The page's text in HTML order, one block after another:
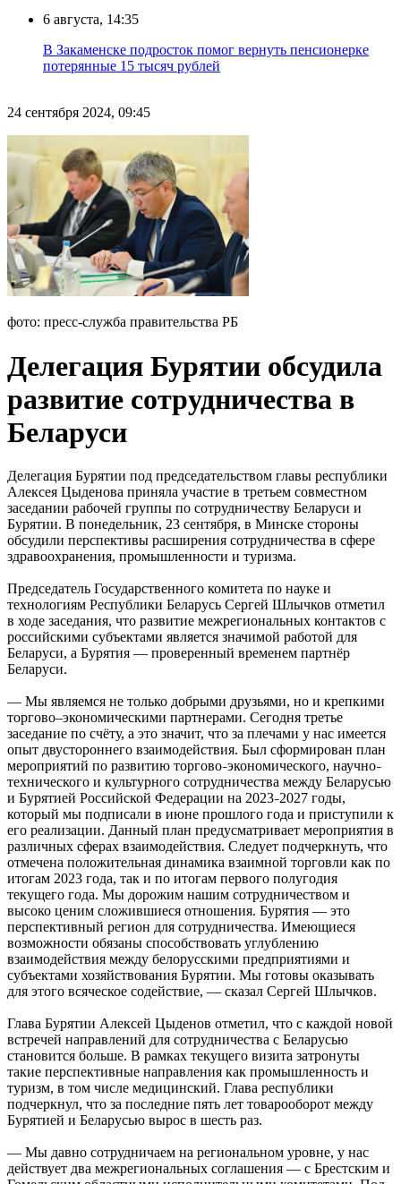
6 августа, 14:35
В Закаменске подросток помог вернуть пенсионерке
потерянные 15 тысяч рублей
24 сентября 2024, 09:45
фото: пресс-служба правительства РБ
Делегация Бурятии обсудила
развитие сотрудничества в
Беларуси
Делегация Бурятии под председательством главы республики
Алексея Цыденова приняла участие в третьем совместном
заседании рабочей группы по сотрудничеству Беларуси и
Бурятии. В понедельник, 23 сентября, в Минске стороны
обсудили перспективы расширения сотрудничества в сфере
здравоохранения, промышленности и туризма.
Председатель Государственного комитета по науке и
технологиям Республики Беларусь Сергей Шлычков отметил
в ходе заседания, что развитие межрегиональных контактов с
российскими субъектами является значимой работой для
Беларуси, а Бурятия — проверенный временем партнёр
Беларуси.
— Мы являемся не только добрыми друзьями, но и крепкими
торгово–экономическими партнерами. Сегодня третье
заседание по счёту, а это значит, что за плечами у нас имеется
опыт двустороннего взаимодействия. Был сформирован план
мероприятий по развитию торгово–экономического, научно–
технического и культурного сотрудничества между Беларусью
и Бурятией Российской Федерации на 2023–2027 годы,
который мы подписали в июне прошлого года и приступили к
его реализации. Данный план предусматривает мероприятия в
различных сферах взаимодействия. Следует подчеркнуть, что
отмечена положительная динамика взаимной торговли как по
итогам 2023 года, так и по итогам первого полугодия
текущего года. Мы дорожим нашим сотрудничеством и
высоко ценим сложившиеся отношения. Бурятия — это
перспективный регион для сотрудничества. Имеющиеся
возможности обязаны способствовать углублению
взаимодействия между белорусскими предприятиями и
субъектами хозяйствования Бурятии. Мы готовы оказывать
для этого всяческое содействие, — сказал Сергей Шлычков.
Глава Бурятии Алексей Цыденов отметил, что с каждой новой
встречей направлений для сотрудничества с Беларусью
становится больше. В рамках текущего визита затронуты
такие перспективные направления как промышленность и
туризм, в том числе медицинский. Глава республики
подчеркнул, что за последние пять лет товарооборот между
Бурятией и Беларусью вырос в шесть раз.
— Мы давно сотрудничаем на региональном уровне, у нас
действует два межрегиональных соглашения — с Брестским и